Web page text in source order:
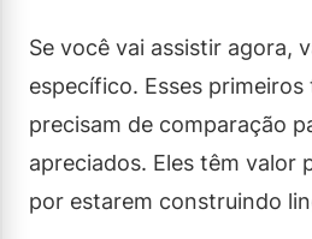
Se você vai assistir agora,
específico. Esses
precisam de comparação
apreciados. Eles têm valor
por estarem construindo